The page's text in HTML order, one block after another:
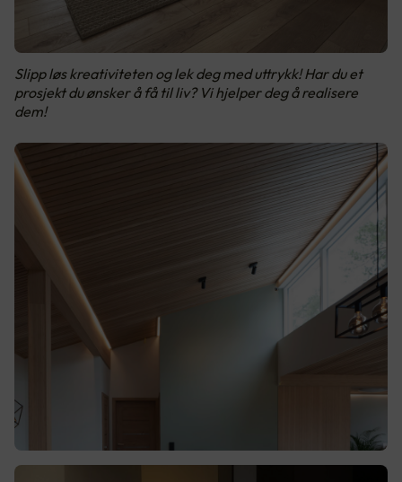
Slipp løs kreativiteten og lek deg med uttrykk! Har du et
prosjekt du ønsker å få til liv? Vi hjelper deg å realisere
dem!